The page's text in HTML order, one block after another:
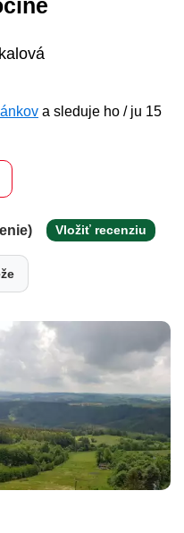
a sleduje ho / ju 15
Vložiť recenziu